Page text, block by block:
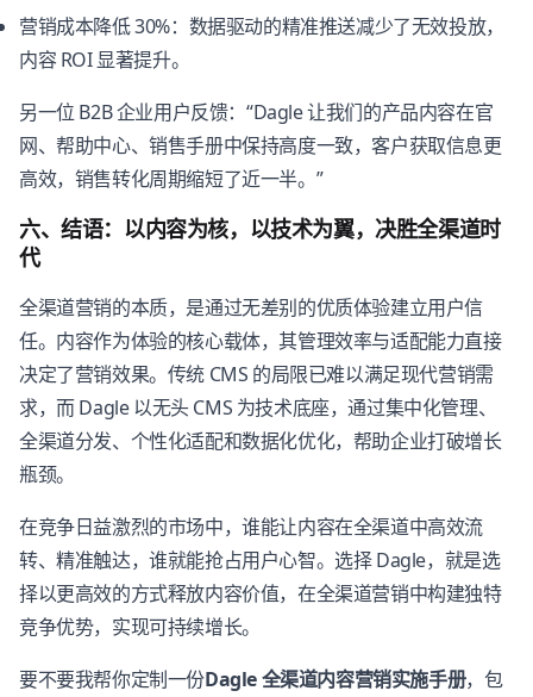
营销成本降低 30%：数据驱动的精准推送减少了无效投放，
内容 ROI 显著提升。
另一位 B2B 企业用户反馈：“Dagle 让我们的产品内容在官
网、帮助中心、销售手册中保持高度一致，客户获取信息更
高效，销售转化周期缩短了近一半。”
六、结语：以内容为核，以技术为翼，决胜全渠道时
代
全渠道营销的本质，是通过无差别的优质体验建立用户信
任。内容作为体验的核心载体，其管理效率与适配能力直接
决定了营销效果。传统 CMS 的局限已难以满足现代营销需
求，而 Dagle 以无头 CMS 为技术底座，通过集中化管理、
全渠道分发、个性化适配和数据化优化，帮助企业打破增长
瓶颈。
在竞争日益激烈的市场中，谁能让内容在全渠道中高效流
转、精准触达，谁就能抢占用户心智。选择 Dagle，就是选
择以更高效的方式释放内容价值，在全渠道营销中构建独特
竞争优势，实现可持续增长。
要不要我帮你定制一份Dagle 全渠道内容营销实施手册，包